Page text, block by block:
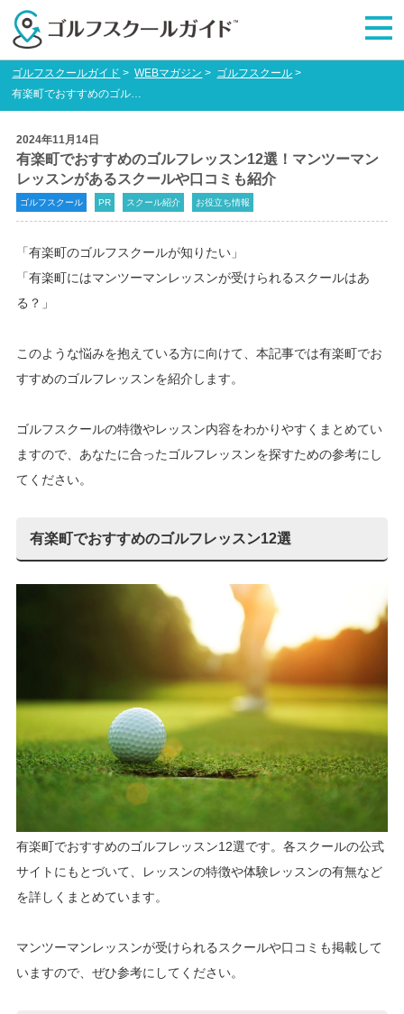
ゴルフスクールガイド > WEBマガジン > ゴルフスクール >
有楽町でおすすめのゴルフレッスン12選！マンツーマンレッスンがあるスクールや口コミも紹介
2024年11月14日
有楽町でおすすめのゴルフレッスン12選！マンツーマン
レッスンがあるスクールや口コミも紹介
ゴルフスクール PR スクール紹介 お役立ち情報
「有楽町のゴルフスクールが知りたい」
「有楽町にはマンツーマンレッスンが受けられるスクールはあ
る？」
このような悩みを抱えている方に向けて、本記事では有楽町でお
すすめのゴルフレッスンを紹介します。
ゴルフスクールの特徴やレッスン内容をわかりやすくまとめてい
ますので、あなたに合ったゴルフレッスンを探すための参考にし
てください。
有楽町でおすすめのゴルフレッスン12選
有楽町でおすすめのゴルフレッスン12選です。各スクールの公式
サイトにもとづいて、レッスンの特徴や体験レッスンの有無など
を詳しくまとめています。
マンツーマンレッスンが受けられるスクールや口コミも掲載して
いますので、ぜひ参考にしてください。